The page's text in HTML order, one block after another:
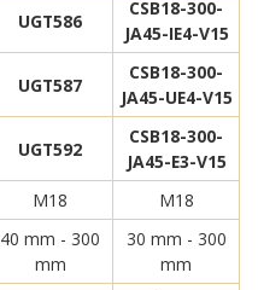
UGT586
CSB18-300-
JA45-IE4-V15
UGT587
CSB18-300-
JA45-UE4-V15
UGT592
CSB18-300-
JA45-E3-V15
M18 M18
40 mm - 300
mm
30 mm - 300
mm